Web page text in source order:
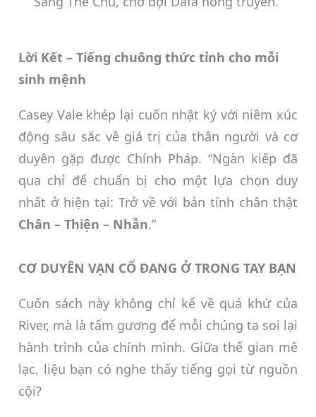
Lời Kết – Tiếng chuông thức tỉnh cho mỗi
sinh mệnh
Casey Vale khép lại cuốn nhật ký với niềm xúc
động sâu sắc về giá trị của thân người và cơ
duyên gặp được Chính Pháp. “Ngàn kiếp đã
qua chỉ để chuẩn bị cho một lựa chọn duy
nhất ở hiện tại: Trở về với bản tính chân thật
Chân – Thiện – Nhẫn.”
CƠ DUYÊN VẠN CỔ ĐANG Ở TRONG TAY BẠN
Cuốn sách này không chỉ kể về quá khứ của
River, mà là tấm gương để mỗi chúng ta soi lại
hành trình của chính mình. Giữa thế gian mê
lạc, liệu bạn có nghe thấy tiếng gọi từ nguồn
cội?